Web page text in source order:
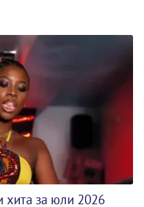
хита за юли 2026